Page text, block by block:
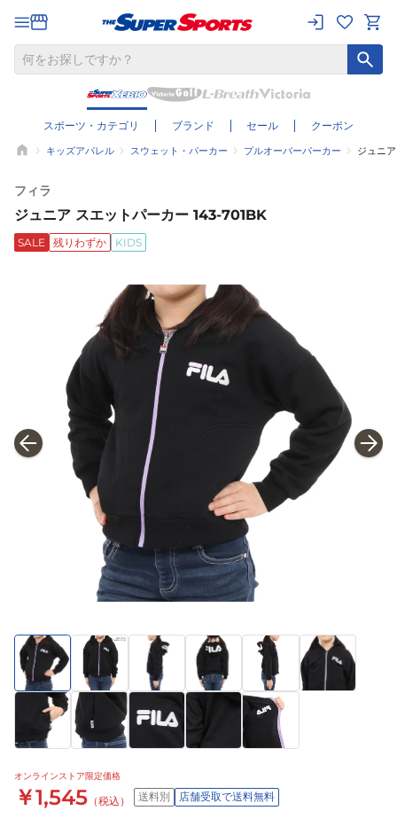
スポーツ・カテゴリ ブランド セール クーポン
キッズアパレル スウェット・パーカー プルオーバーパーカー ジュニ
フィラ
ジュニア スエットパーカー 143-701BK
SALE 残りわずか KIDS
オンラインストア限定価格
￥1,545 （税込） 送料別 店舗受取で送料無料